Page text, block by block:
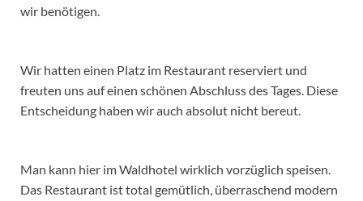
wir benötigen.
Wir hatten einen Platz im Restaurant reserviert und
freuten uns auf einen schönen Abschluss des Tages. Diese
Entscheidung haben wir auch absolut nicht bereut.
Man kann hier im Waldhotel wirklich vorzüglich speisen.
Das Restaurant ist total gemütlich, überraschend modern